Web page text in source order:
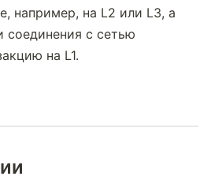
например, на L2 или L3, а
соединения с сетью
на L1.